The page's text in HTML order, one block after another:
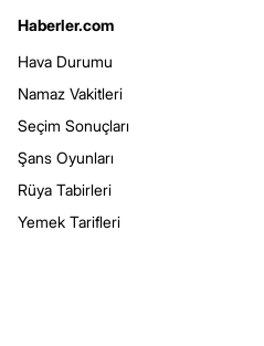
Haberler.com
Hava Durumu
Namaz Vakitleri
Seçim Sonuçları
Şans Oyunları
Rüya Tabirleri
Yemek Tarifleri